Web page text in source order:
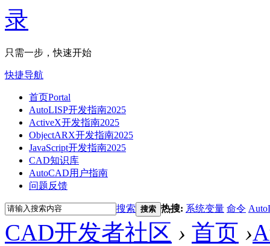
只需一步，快速开始
快捷导航
首页Portal
AutoLISP开发指南2025
ActiveX开发指南2025
ObjectARX开发指南2025
JavaScript开发指南2025
CAD知识库
AutoCAD用户指南
问题反馈
搜索 搜索 热搜: 系统变量 命令
CAD开发者社区 › 首页 ›